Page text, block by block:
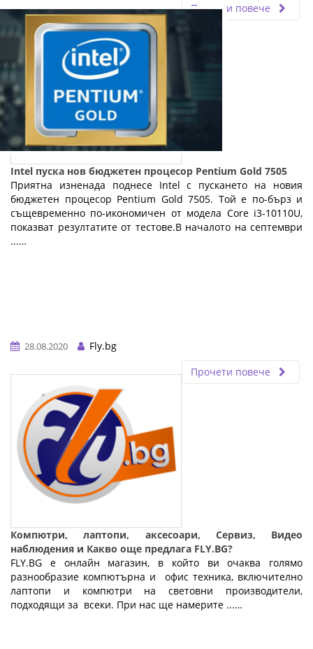
Прочети повече
Intel пуска нов бюджетен процесор Pentium Gold 7505
Приятна изненада поднесе Intel с пускането на новия
бюджетен процесор Pentium Gold 7505. Той е по-бърз и
същевременно по-икономичен от модела Core i3-10110U,
показват резултатите от тестове.В началото на септември
...…
28.08.2020
Fly.bg
Прочети повече
Компютри, лаптопи, аксесоари, Сервиз, Видео
наблюдения и Какво още предлага FLY.BG?
FLY.BG е онлайн магазин, в който ви очаква голямо
разнообразие компютърна и офис техника, включително
лаптопи и компютри на световни производители,
подходящи за всеки. При нас ще намерите ...…